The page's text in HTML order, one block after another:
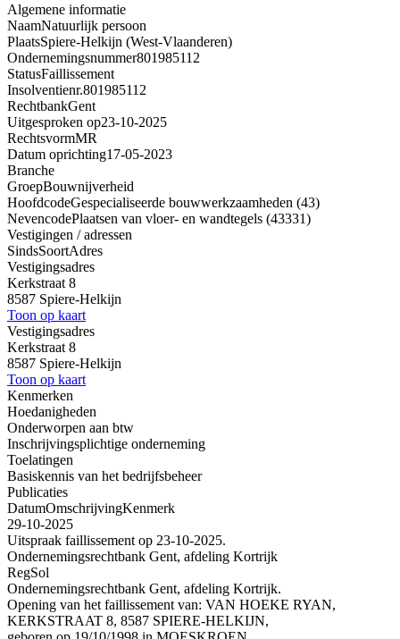
Algemene informatie
NaamNatuurlijk persoon
PlaatsSpiere-Helkijn (West-Vlaanderen)
Ondernemingsnummer801985112
StatusFaillissement
Insolventienr.801985112
RechtbankGent
Uitgesproken op23-10-2025
RechtsvormMR
Datum oprichting17-05-2023
Branche
GroepBouwnijverheid
HoofdcodeGespecialiseerde bouwwerkzaamheden (43)
NevencodePlaatsen van vloer- en wandtegels (43331)
Vestigingen / adressen
SindsSoortAdres
Vestigingsadres
Kerkstraat 8
8587 Spiere-Helkijn
Toon op kaart
Vestigingsadres
Kerkstraat 8
8587 Spiere-Helkijn
Toon op kaart
Kenmerken
Hoedanigheden
Onderworpen aan btw
Inschrijvingsplichtige onderneming
Toelatingen
Basiskennis van het bedrijfsbeheer
Publicaties
DatumOmschrijvingKenmerk
29-10-2025
Uitspraak faillissement op 23-10-2025.
Ondernemingsrechtbank Gent, afdeling Kortrijk
RegSol
Ondernemingsrechtbank Gent, afdeling Kortrijk.
Opening van het faillissement van: VAN HOEKE RYAN,
KERKSTRAAT 8, 8587 SPIERE-HELKIJN,